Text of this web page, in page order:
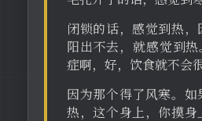
闭锁的话，感觉到热
阳出不去，就感觉到热
症啊，好，饮食就不会很
因为那个得了风寒。如
热，这个身上，你摸身